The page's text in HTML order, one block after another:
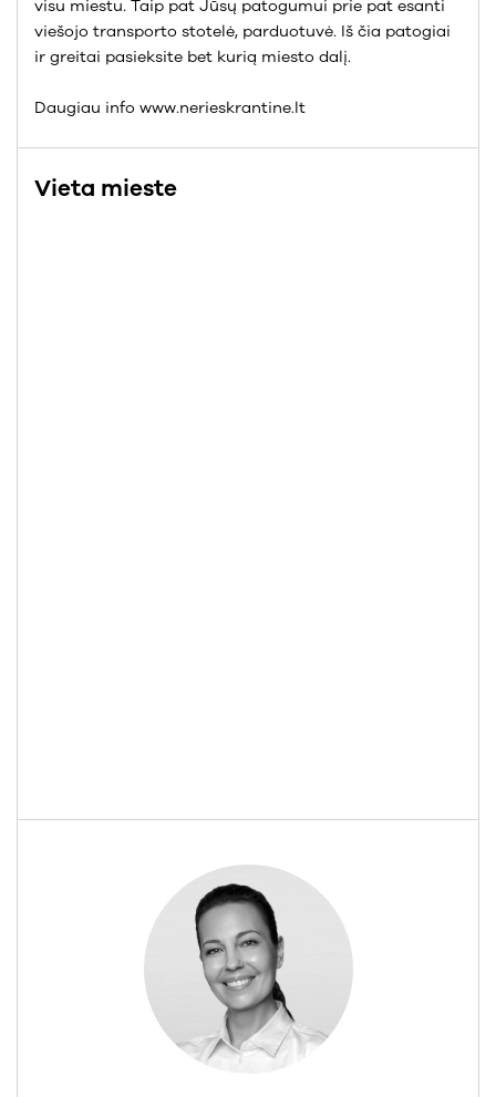
visu miestu. Taip pat Jūsų patogumui prie pat esanti
viešojo transporto stotelė, parduotuvė. Iš čia patogiai
ir greitai pasieksite bet kurią miesto dalį.
Daugiau info www.nerieskrantine.lt
Vieta mieste